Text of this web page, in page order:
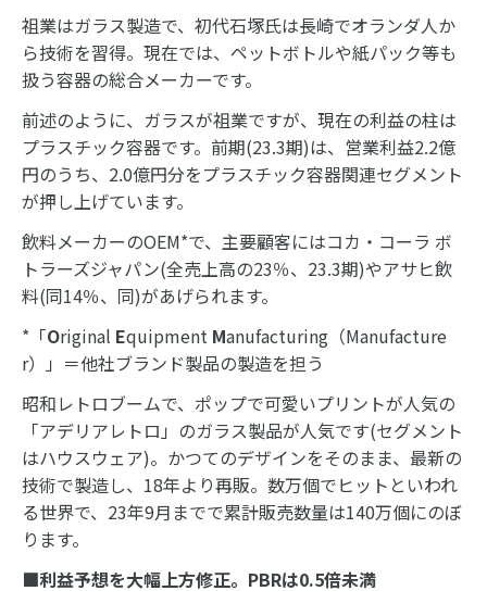
祖業はガラス製造で、初代石塚氏は長崎でオランダ人か
ら技術を習得。現在では、ペットボトルや紙パック等も
扱う容器の総合メーカーです。
前述のように、ガラスが祖業ですが、現在の利益の柱は
プラスチック容器です。前期(23.3期)は、営業利益2.2億
円のうち、2.0億円分をプラスチック容器関連セグメント
が押し上げています。
飲料メーカーのOEM*で、主要顧客にはコカ・コーラ ボ
トラーズジャパン(全売上高の23％、23.3期)やアサヒ飲
料(同14％、同)があげられます。
*「Original Equipment Manufacturing（Manufacture
r）」＝他社ブランド製品の製造を担う
昭和レトロブームで、ポップで可愛いプリントが人気の
「アデリアレトロ」のガラス製品が人気です(セグメント
はハウスウェア)。かつてのデザインをそのまま、最新の
技術で製造し、18年より再販。数万個でヒットといわれ
る世界で、23年9月までで累計販売数量は140万個にのぼ
ります。
■利益予想を大幅上方修正。PBRは0.5倍未満